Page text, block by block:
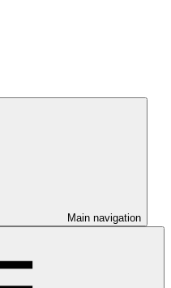
Main navigation